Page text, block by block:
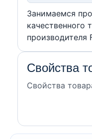
Занимаемся
качественного
производителя
Свойства
Свойства